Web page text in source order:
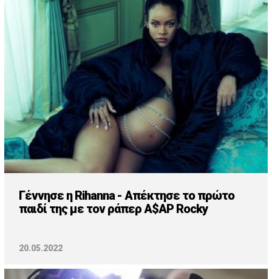
Γέννησε η Rihanna - Απέκτησε το πρώτο
παιδί της με τον ράπερ A$AP Rocky
20.05.2022